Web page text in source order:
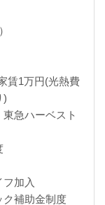
賃1万円(光熱費
)
急ハーベスト
加入
ク補助金制度